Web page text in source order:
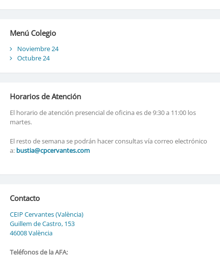
Menú Colegio
Noviembre 24
Octubre 24
Horarios de Atención
El horario de atención presencial de oficina es de 9:30 a 11:00 los
martes.
El resto de semana se podrán hacer consultas vía correo electrónico
a: bustia@cpcervantes.com
Contacto
CEIP Cervantes (València)
Guillem de Castro, 153
46008 València
Teléfonos de la AFA: